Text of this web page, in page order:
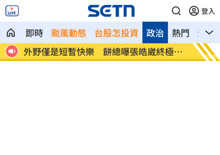
登入
即時 颱風動態 台股怎投資 熱門 影音
政治
休 外野僅是短暫快樂 餅總曝張皓崴終極目
標
想靠